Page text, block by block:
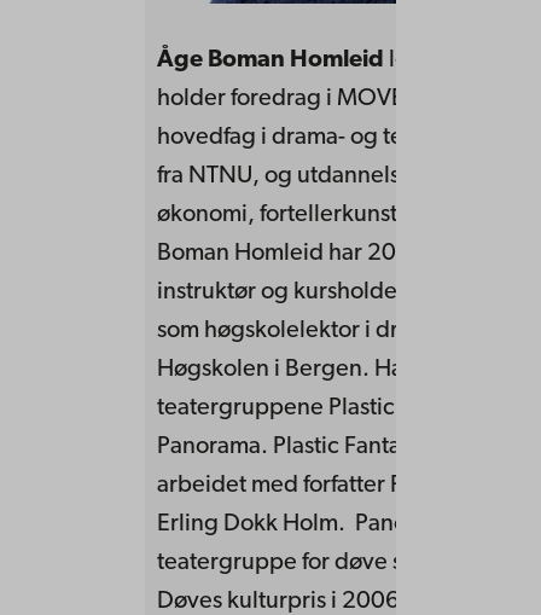
Åge Boman Homleid leder,
holder foredrag i MOVEMENTS.
hovedfag i drama- og
fra NTNU, og utdannelse innen
økonomi, fortellerkunst, dans og
Boman Homleid har 20 års erfaring
instruktør og kursholder og har vært
som høgskolelektor i drama og
Høgskolen i Bergen. Han leder og
teatergruppene Plastic Fantastic og
Panorama. Plastic Fantastic har blant
arbeidet med forfatter Frode Grytten
Erling Dokk Holm. Panorama er en
teatergruppe for døve skuespillere.
Døves kulturpris i 2006. Arbeider